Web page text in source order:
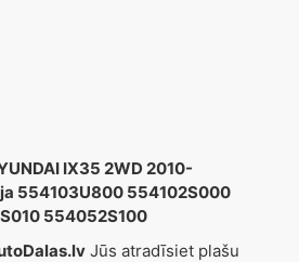
IX35 2WD 2010-
554103U800 554102S000
554052S100
Jūs atradīsiet plašu